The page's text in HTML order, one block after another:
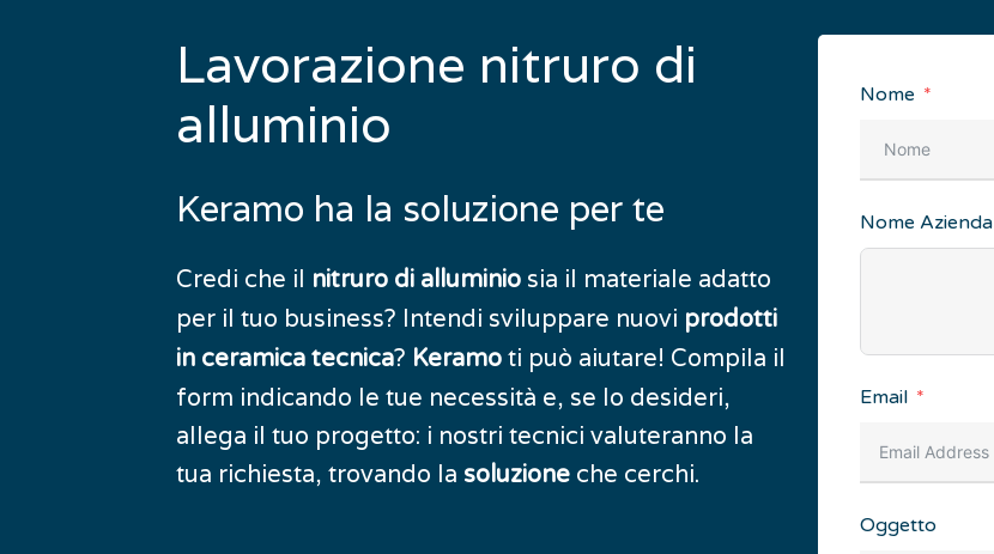
Lavorazione nitruro di
alluminio
Keramo ha la soluzione per te
Credi che il nitruro di alluminio sia il materiale adatto
per il tuo business? Intendi sviluppare nuovi prodotti
in ceramica tecnica? Keramo ti può aiutare! Compila il
form indicando le tue necessità e, se lo desideri,
allega il tuo progetto: i nostri tecnici valuteranno la
tua richiesta, trovando la soluzione che cerchi.
Nome
Nome Azienda
Email
Oggetto